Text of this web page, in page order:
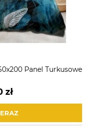
Panel Turkusowe
zł